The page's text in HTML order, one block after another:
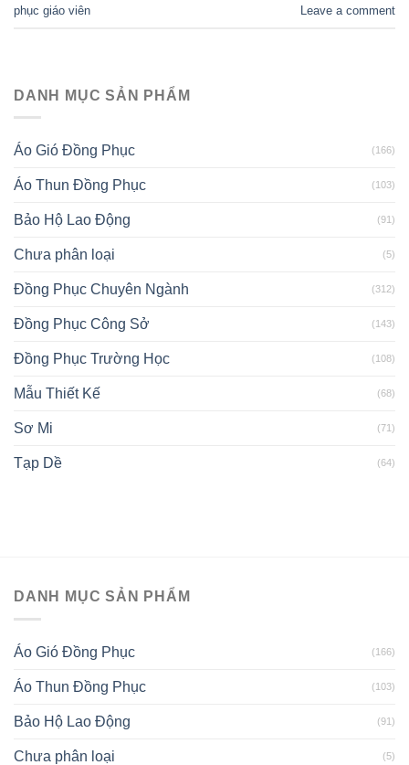
phục giáo viên
Leave a comment
DANH MỤC SẢN PHẨM
Áo Gió Đồng Phục (166)
Áo Thun Đồng Phục (103)
Bảo Hộ Lao Động (91)
Chưa phân loại (5)
Đồng Phục Chuyên Ngành (312)
Đồng Phục Công Sở (143)
Đồng Phục Trường Học (108)
Mẫu Thiết Kế (68)
Sơ Mi (71)
Tạp Dề (64)
DANH MỤC SẢN PHẨM
Áo Gió Đồng Phục (166)
Áo Thun Đồng Phục (103)
Bảo Hộ Lao Động (91)
Chưa phân loại (5)